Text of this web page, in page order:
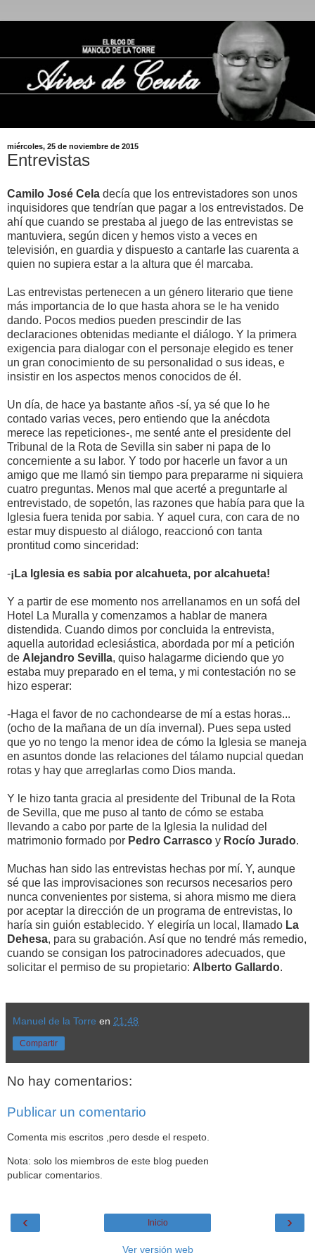
miércoles, 25 de noviembre de 2015
Entrevistas
Camilo José Cela decía que los entrevistadores son unos
inquisidores que tendrían que pagar a los entrevistados. De
ahí que cuando se prestaba al juego de las entrevistas se
mantuviera, según dicen y hemos visto a veces en
televisión, en guardia y dispuesto a cantarle las cuarenta a
quien no supiera estar a la altura que él marcaba.
Las entrevistas pertenecen a un género literario que tiene
más importancia de lo que hasta ahora se le ha venido
dando. Pocos medios pueden prescindir de las
declaraciones obtenidas mediante el diálogo. Y la primera
exigencia para dialogar con el personaje elegido es tener
un gran conocimiento de su personalidad o sus ideas, e
insistir en los aspectos menos conocidos de él.
Un día, de hace ya bastante años -sí, ya sé que lo he
contado varias veces, pero entiendo que la anécdota
merece las repeticiones-, me senté ante el presidente del
Tribunal de la Rota de Sevilla sin saber ni papa de lo
concerniente a su labor. Y todo por hacerle un favor a un
amigo que me llamó sin tiempo para prepararme ni siquiera
cuatro preguntas. Menos mal que acerté a preguntarle al
entrevistado, de sopetón, las razones que había para que la
Iglesia fuera tenida por sabia. Y aquel cura, con cara de no
estar muy dispuesto al diálogo, reaccionó con tanta
prontitud como sinceridad:
-¡La Iglesia es sabia por alcahueta, por alcahueta!
Y a partir de ese momento nos arrellanamos en un sofá del
Hotel La Muralla y comenzamos a hablar de manera
distendida. Cuando dimos por concluida la entrevista,
aquella autoridad eclesiástica, abordada por mí a petición
de Alejandro Sevilla, quiso halagarme diciendo que yo
estaba muy preparado en el tema, y mi contestación no se
hizo esperar:
-Haga el favor de no cachondearse de mí a estas horas...
(ocho de la mañana de un día invernal). Pues sepa usted
que yo no tengo la menor idea de cómo la Iglesia se maneja
en asuntos donde las relaciones del tálamo nupcial quedan
rotas y hay que arreglarlas como Dios manda.
Y le hizo tanta gracia al presidente del Tribunal de la Rota
de Sevilla, que me puso al tanto de cómo se estaba
llevando a cabo por parte de la Iglesia la nulidad del
matrimonio formado por Pedro Carrasco y Rocío Jurado.
Muchas han sido las entrevistas hechas por mí. Y, aunque
sé que las improvisaciones son recursos necesarios pero
nunca convenientes por sistema, si ahora mismo me diera
por aceptar la dirección de un programa de entrevistas, lo
haría sin guión establecido. Y elegiría un local, llamado La
Dehesa, para su grabación. Así que no tendré más remedio,
cuando se consigan los patrocinadores adecuados, que
solicitar el permiso de su propietario: Alberto Gallardo.
Manuel de la Torre en 21:48
Compartir
No hay comentarios:
Publicar un comentario
Comenta mis escritos ,pero desde el respeto.
Nota: solo los miembros de este blog pueden
publicar comentarios.
‹ ›
Inicio
Ver versión web